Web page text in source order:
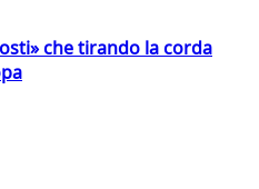
che tirando la corda